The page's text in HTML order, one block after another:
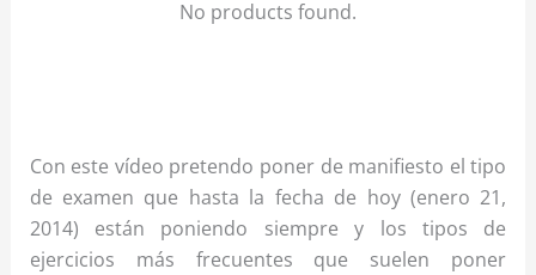
No products found.
Con este vídeo pretendo poner de manifiesto el tipo
de examen que hasta la fecha de hoy (enero 21,
2014) están poniendo siempre y los tipos de
ejercicios más frecuentes que suelen poner